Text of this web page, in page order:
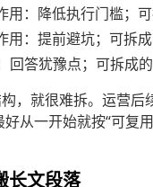
用：降低执行门槛；
用：提前避坑；可拆
回答犹豫点；可拆成
，就很难拆。运营
从一开始就按“可复
长文段落